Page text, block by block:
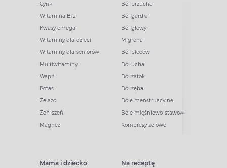
Cynk
Witamina B12
Kwasy omega
Witaminy dla dzieci
Witaminy dla seniorów
Multiwitaminy
Wapń
Potas
Żelazo
Żeń-szeń
Magnez
Ból brzucha
Ból gardła
Ból głowy
Migrena
Ból pleców
Ból ucha
Ból zatok
Ból zęba
Bóle menstruacyjne
Bóle mięśniowo-stawowe
Kompresy żelowe
Mama i dziecko Na receptę